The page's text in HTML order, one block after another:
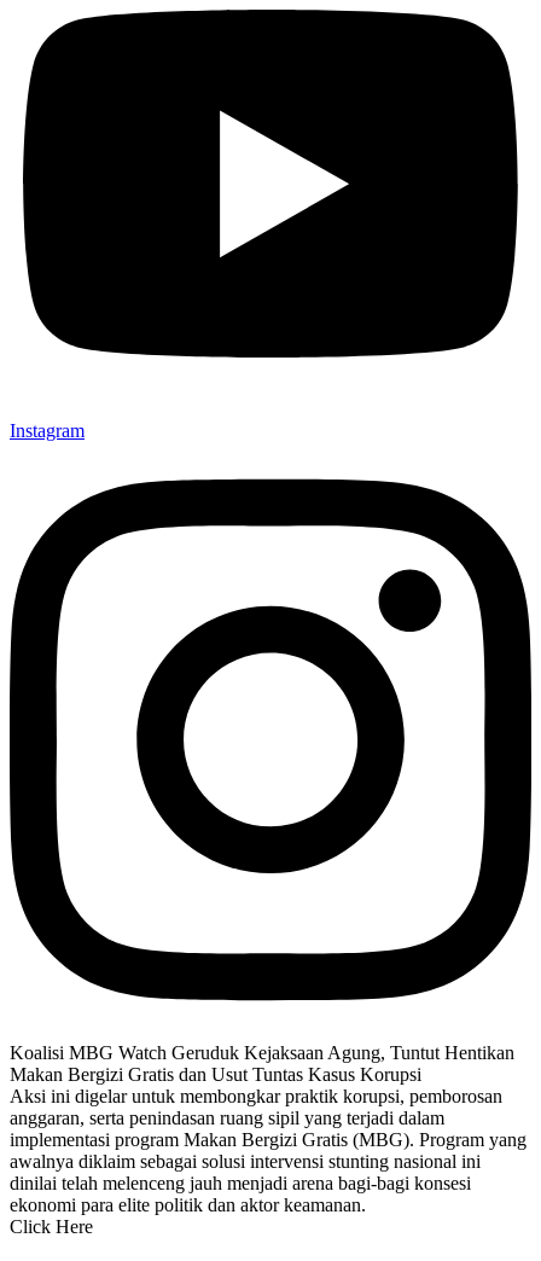
Instagram
Koalisi MBG Watch Geruduk Kejaksaan Agung, Tuntut Hentikan
Makan Bergizi Gratis dan Usut Tuntas Kasus Korupsi
Aksi ini digelar untuk membongkar praktik korupsi, pemborosan
anggaran, serta penindasan ruang sipil yang terjadi dalam
implementasi program Makan Bergizi Gratis (MBG). Program yang
awalnya diklaim sebagai solusi intervensi stunting nasional ini
dinilai telah melenceng jauh menjadi arena bagi-bagi konsesi
ekonomi para elite politik dan aktor keamanan.
Click Here